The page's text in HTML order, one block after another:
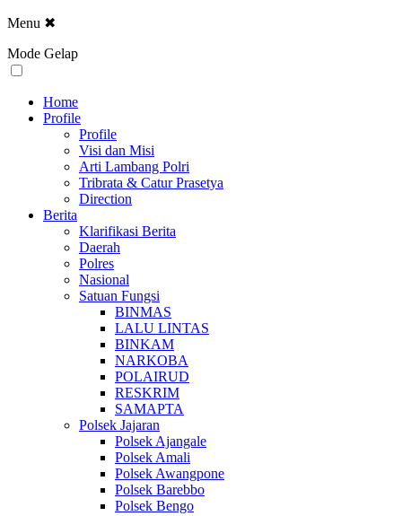
Menu ✖
Mode Gelap
Home
Profile
Profile
Visi dan Misi
Arti Lambang Polri
Tribrata & Catur Prasetya
Direction
Berita
Klarifikasi Berita
Daerah
Polres
Nasional
Satuan Fungsi
BINMAS
LALU LINTAS
BINKAM
NARKOBA
POLAIRUD
RESKRIM
SAMAPTA
Polsek Jajaran
Polsek Ajangale
Polsek Amali
Polsek Awangpone
Polsek Barebbo
Polsek Bengo